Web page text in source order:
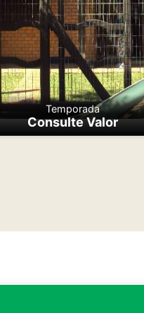
Temporada
Consulte Valor